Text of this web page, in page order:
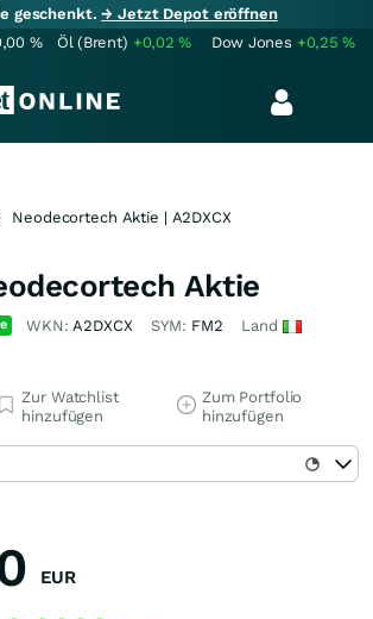
geschenkt.→ Jetzt Depot eröffnen
% Öl (Brent) +0,02% Dow Jones +0,25%
Neodecortech Aktie | A2DXCX
Aktie
WKN:A2DXCX SYM: FM2 Land
Zur Watchlist
hinzufügen
Zum Portfolio
hinzufügen
EUR